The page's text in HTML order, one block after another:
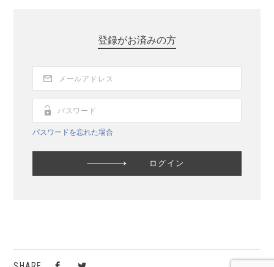
登録がお済みの方
パスワードを忘れた場合